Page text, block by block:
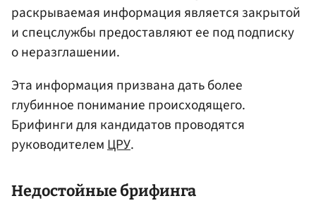
раскрываемая информация является закрытой
и спецслужбы предоставляют ее под подписку
о неразглашении.
Эта информация призвана дать более
глубинное понимание происходящего.
Брифинги для кандидатов проводятся
руководителемЦРУ.
Недостойные брифинга